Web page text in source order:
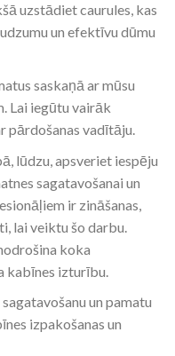
uzstādiet caurules, kas
un efektīvu dūmu
saskaņā ar mūsu
Lai iegūtu vairāk
pārdošanas vadītāju.
lūdzu, apsveriet iespēju
sagatavošanai un
ir zināšanas,
lai veiktu šo darbu.
koka
izturību.
un pamatu
izpakošanas un